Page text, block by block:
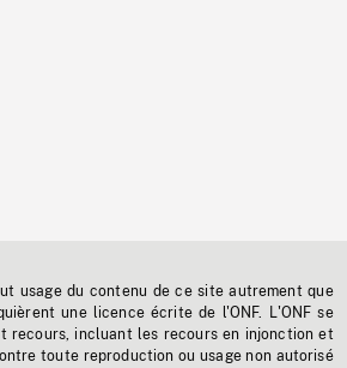
usage du contenu de ce site autrement que
une licence écrite de l'ONF. L'ONF se
recours, incluant les recours en injonction et
toute reproduction ou usage non autorisé